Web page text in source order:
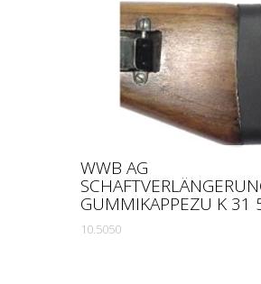
WWB AG
GUMMIKAPPEZU K 31
10.5050